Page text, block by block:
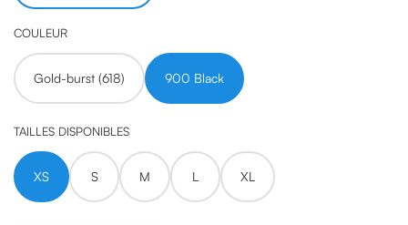
COULEUR
Gold-burst (618) 900 Black
TAILLES DISPONIBLES
XS S M L XL